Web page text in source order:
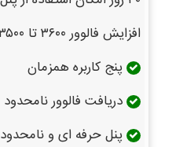
افزایش فالوور ۳۶۰۰ تا ۱۳۵۰۰ برای هر اکانت
پنج کاربره همزمان
دریافت فالوور نامحدود
پنل حرفه ای و نامحدود